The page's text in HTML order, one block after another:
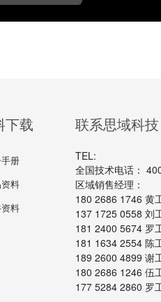
下载
手册
资料
资料
联系思域科技
TEL:
全国技术电话：
区域销售经理：
180 2686 1746 黄
137 1725 0558 刘
181 2400 5674 罗
181 1634 2554 陈
189 2600 4899 谢
180 2686 1246 伍
177 5284 2860 罗